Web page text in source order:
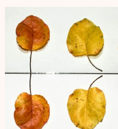
Nulmeting
voor
Milieu-
impact